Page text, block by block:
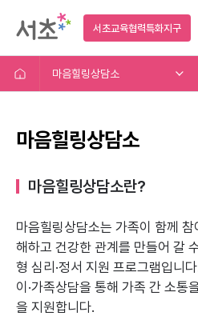
서초교육협력특화지구
마음힐링상담소
마음힐링상담소
마음힐링상담소란?
마음힐링상담소는 가족이 함께 참
해하고 건강한 관계를 만들어 갈
형 심리·정서 지원 프로그램입니
이·가족상담을 통해 가족 간 소통
을 지원합니다.